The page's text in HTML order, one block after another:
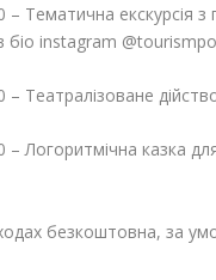
– Тематична екскурсія
біо instagram
– Театралізоване
– Логоритмічна казка
безкоштовна, за